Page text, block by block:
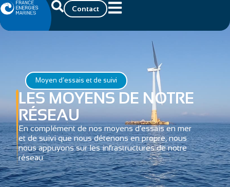
Contact
Moyen d’essais et de suivi
LES MOYENS DE NOTRE
RÉSEAU
En complément de nos moyens d’essais en mer
et de suivi que nous détenons en propre, nous
nous appuyons sur les infrastructures de notre
réseau.